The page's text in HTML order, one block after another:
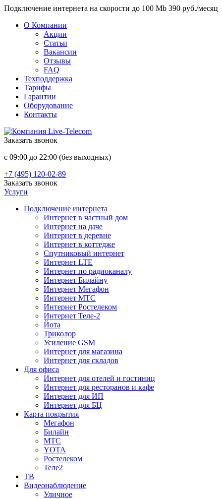
Подключение интернета на скорости до 100 Mb 390 руб./месяц
О Компании
Акции
Статьи
Вакансии
Отзывы
FAQ
Техподдержка
Тарифы
Гарантии
Оборудование
Контакты
Заказать звонок
с 09:00 до 22:00 (без выходных)
+7 (495) 120-02-89
Заказать звонок
Услуги
Подключение интернета
Интернет в частный дом
Интернет на даче
Интернет в деревне
Интернет в коттедже
Спутниковый интернет
Интернет LTE
Интернет по радиоканалу
Интернет Билайну
Интернет Мегафон
Интернет МТС
Интернет Ростелеком
Интернет Теле-2
Йота
Триколор
Усиление GSM
Интернет для магазина
Интернет для складов
Для офиса
Интернет для отелей и гостиниц
Интернет для ресторанов и кафе
Интернет для ИП
Интернет для БЦ
Карта покрытия
Мегафон
Билайн
МТС
YOTA
Ростелеком
Теле2
ТВ
Видеонаблюдение
Уличное